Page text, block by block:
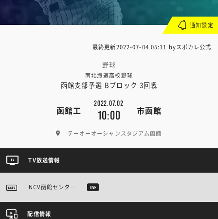
最終更新2022-07-04 05:11 byスポカレ公式
野球
南北海道高校野球
函館支部予選 Bブロック 3回戦
函館工
2022.07.02
10:00 市函館
テーオーオーシャンスタジアム函館
通知設定
TV放送情報
NCV函館センター LIVE
配信情報